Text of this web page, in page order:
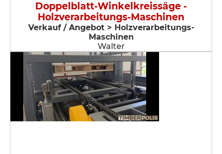
Doppelblatt-Winkelkreissäge -
Holzverarbeitungs-Maschinen
Verkauf / Angebot > Holzverarbeitungs-
Maschinen
Walter